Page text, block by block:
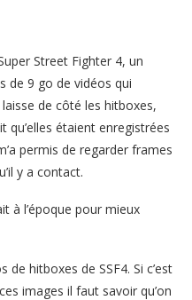
Street Fighter 4, un
de 9 go de vidéos qui
de côté les hitboxes,
qu’elles étaient enregistrées
permis de regarder frames
y a contact.
à l’époque pour mieux
hitboxes de SSF4. Si c’est
images il faut savoir qu’on